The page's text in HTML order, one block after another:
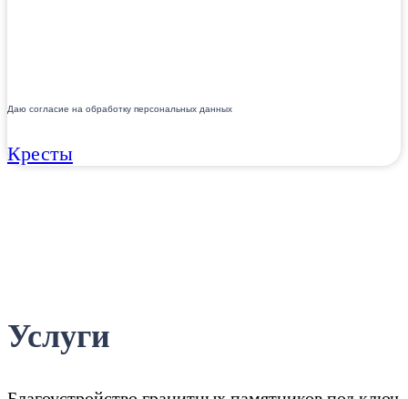
Даю согласие на обработку персональных данных
Кресты
Услуги